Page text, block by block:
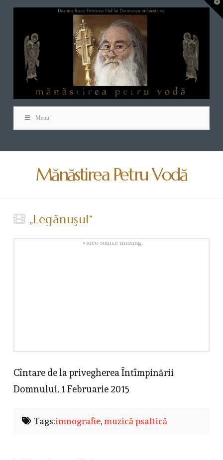
Menu
Mănăstirea Petru Vodă
„Legănuşul“
Video source missing
Cîntare de la privegherea Întîmpinării
Domnului, 1 Februarie 2015
Tags:imnografie,muzică psaltică